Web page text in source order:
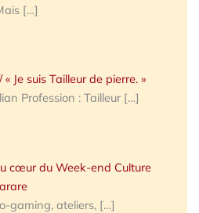
[…]
Je suis Tailleur de pierre. »
Profession : Tailleur […]
cœur du Week-end Culture
gaming, ateliers, […]